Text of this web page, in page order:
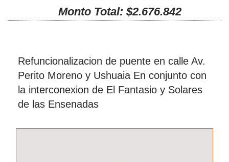
Monto Total: $2.676.842
Refuncionalizacion de puente en calle Av.
Perito Moreno y Ushuaia En conjunto con
la interconexion de El Fantasio y Solares
de las Ensenadas